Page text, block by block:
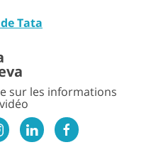
Tata
sur les informations